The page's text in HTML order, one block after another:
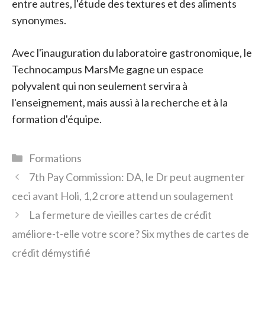
entre autres, l'étude des textures et des aliments
synonymes.
Avec l'inauguration du laboratoire gastronomique, le
Technocampus MarsMe gagne un espace
polyvalent qui non seulement servira à
l'enseignement, mais aussi à la recherche et à la
formation d'équipe.
Catégories
Formations
7th Pay Commission: DA, le Dr peut augmenter
ceci avant Holi, 1,2 crore attend un soulagement
La fermeture de vieilles cartes de crédit
améliore-t-elle votre score? Six mythes de cartes de
crédit démystifié